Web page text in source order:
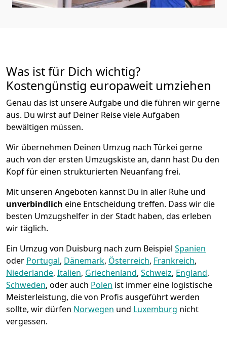
Was ist für Dich wichtig?
Kostengünstig europaweit umziehen
Genau das ist unsere Aufgabe und die führen wir gerne
aus. Du wirst auf Deiner Reise viele Aufgaben
bewältigen müssen.
Wir übernehmen Deinen Umzug nach Türkei gerne
auch von der ersten Umzugskiste an, dann hast Du den
Kopf für einen strukturierten Neuanfang frei.
Mit unseren Angeboten kannst Du in aller Ruhe und
unverbindlich eine Entscheidung treffen. Dass wir die
besten Umzugshelfer in der Stadt haben, das erleben
wir täglich.
Ein Umzug von Duisburg nach zum Beispiel Spanien
oder Portugal, Dänemark, Österreich, Frankreich,
Niederlande, Italien, Griechenland, Schweiz, England,
Schweden, oder auch Polen ist immer eine logistische
Meisterleistung, die von Profis ausgeführt werden
sollte, wir dürfen Norwegen und Luxemburg nicht
vergessen.